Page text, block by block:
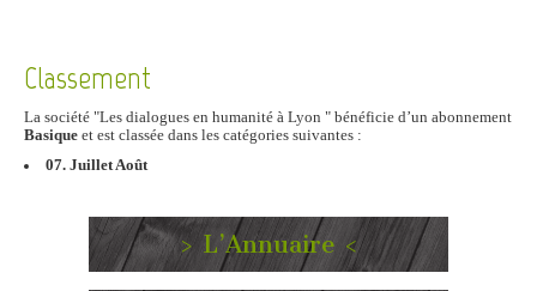
Classement
La société "Les dialogues en humanité à Lyon " bénéficie d’un abonnement
Basique et est classée dans les catégories suivantes :
07. Juillet Août
> L’Annuaire <